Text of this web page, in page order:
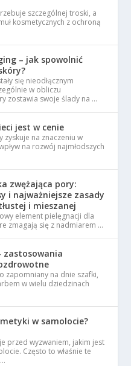
szczególnej troski, a
kosmetycznych z ochroną
– jak spowolnić
się nieodłącznym
w obliczu
zostawia swoje ślady na …
jest w cenie
na znaczeniu w
na rozwój najmłodszych
zwężająca pory:
i najważniejsze zasady
i mieszanej
element pielęgnacji dla
zmagają się z nadmiarem …
zastosowania
zapomniany na dnie szafki,
w wielu dziedzinach
w samolocie?
przed wyzwaniem, jakim jest
Często to właśnie te